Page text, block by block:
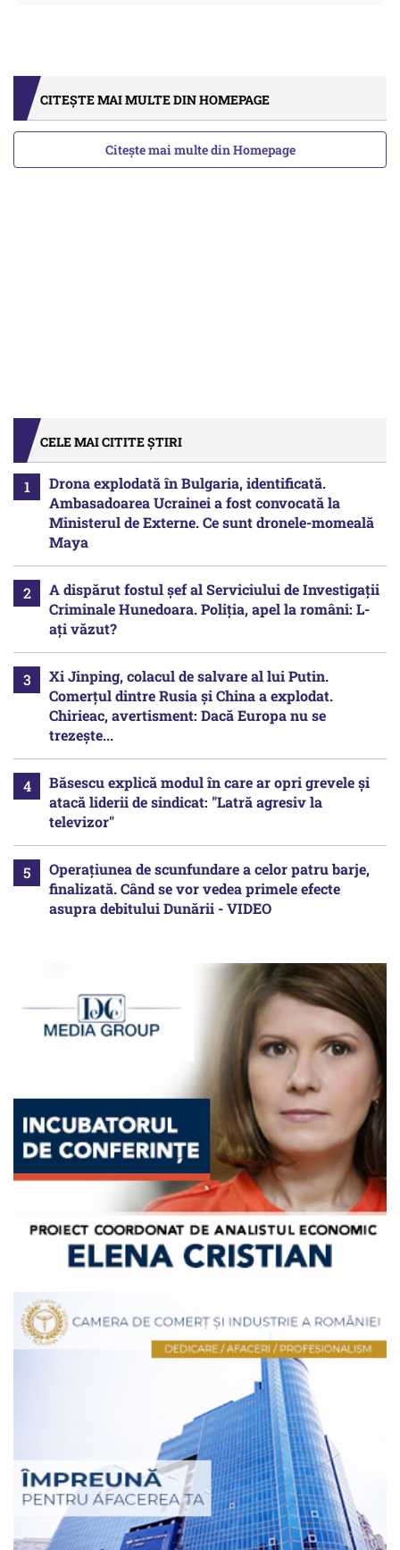
CITEȘTE MAI MULTE DIN HOMEPAGE
Citește mai multe din Homepage
CELE MAI CITITE ȘTIRI
Drona explodată în Bulgaria, identificată.
Ambasadoarea Ucrainei a fost convocată la
Ministerul de Externe. Ce sunt dronele-momeală
Maya
A dispărut fostul șef al Serviciului de Investigații
Criminale Hunedoara. Poliția, apel la români: L-
ați văzut?
Xi Jinping, colacul de salvare al lui Putin.
Comerțul dintre Rusia și China a explodat.
Chirieac, avertisment: Dacă Europa nu se
trezește...
Băsescu explică modul în care ar opri grevele și
atacă liderii de sindicat: "Latră agresiv la
televizor"
Operațiunea de scunfundare a celor patru barje,
finalizată. Când se vor vedea primele efecte
asupra debitului Dunării - VIDEO